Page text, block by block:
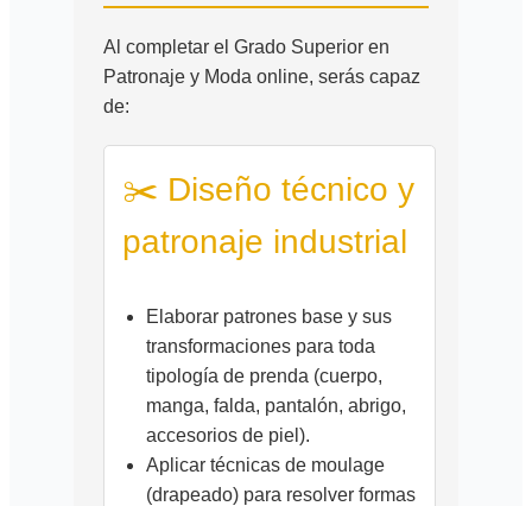
Al completar el Grado Superior en
Patronaje y Moda online, serás capaz
de:
✂️ Diseño técnico y
patronaje industrial
Elaborar patrones base y sus
transformaciones para toda
tipología de prenda (cuerpo,
manga, falda, pantalón, abrigo,
accesorios de piel).
Aplicar técnicas de moulage
(drapeado) para resolver formas